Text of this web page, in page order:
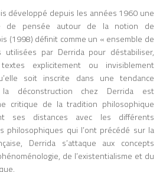
développé depuis les années 1960 une
de pensée autour de la notion de
(1998) définit comme un « ensemble de
par Derrida pour déstabiliser,
explicitement ou invisiblement
soit inscrite dans une tendance
la déconstruction chez Derrida est
critique de la tradition philosophique
ses distances avec les différents
philosophiques qui l’ont précédé sur la
Derrida s’attaque aux concepts
de l’existentialisme et du
électroniques. Il montre notamment
comment l’imprimerie a favorisé la pensée
linéaire, l’individualisme et l’organisation
rationnelle du monde moderne, tandis
que les médias électroniques (radio,
télévision) réintroduisent une forme de
simultanéité et d’interconnexion qu’il
qualifie de « village global ». Ce concept,
largement repris aujourd’hui pour décrire
la mondialisation et l’Internet, anticipe de
manière frappante les dynamiques des
réseaux numériques contemporains.
Personnalité atypique, parfois